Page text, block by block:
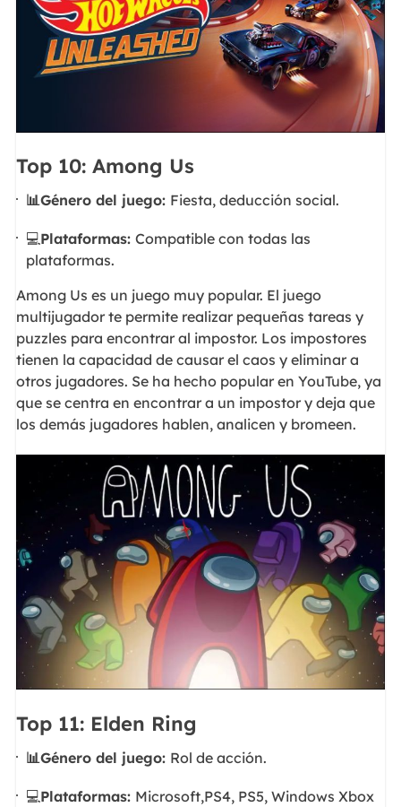
Top 10: Among Us
📊Género del juego: Fiesta, deducción social.
💻Plataformas:Compatible con todas las
plataformas.
Among Us es un juego muy popular. El juego
multijugador te permite realizar pequeñas tareas y
puzzles para encontrar al impostor. Los impostores
tienen la capacidad de causar el caos y eliminar a
otros jugadores. Se ha hecho popular en YouTube, ya
que se centra en encontrar a un impostor y deja que
los demás jugadores hablen, analicen y bromeen.
Top 11: Elden Ring
📊Género del juego: Rol de acción.
💻Plataformas: Microsoft,PS4, PS5, Windows Xbox